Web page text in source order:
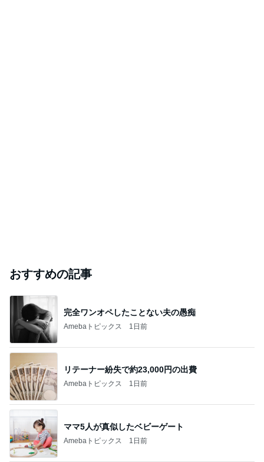
おすすめの記事
完全ワンオペしたことない夫の愚痴
Amebaトピックス 1日前
リテーナー紛失で約23,000円の出費
Amebaトピックス 1日前
ママ5人が真似したベビーゲート
Amebaトピックス 1日前